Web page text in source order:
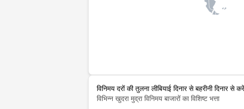
विनिमय दरों की तुलना लीबियाई दिनार से बहरीनी दिनार से करें
विभिन्न खुदरा मुद्रा विनिमय बाजारों का विशिष्ट भत्ता